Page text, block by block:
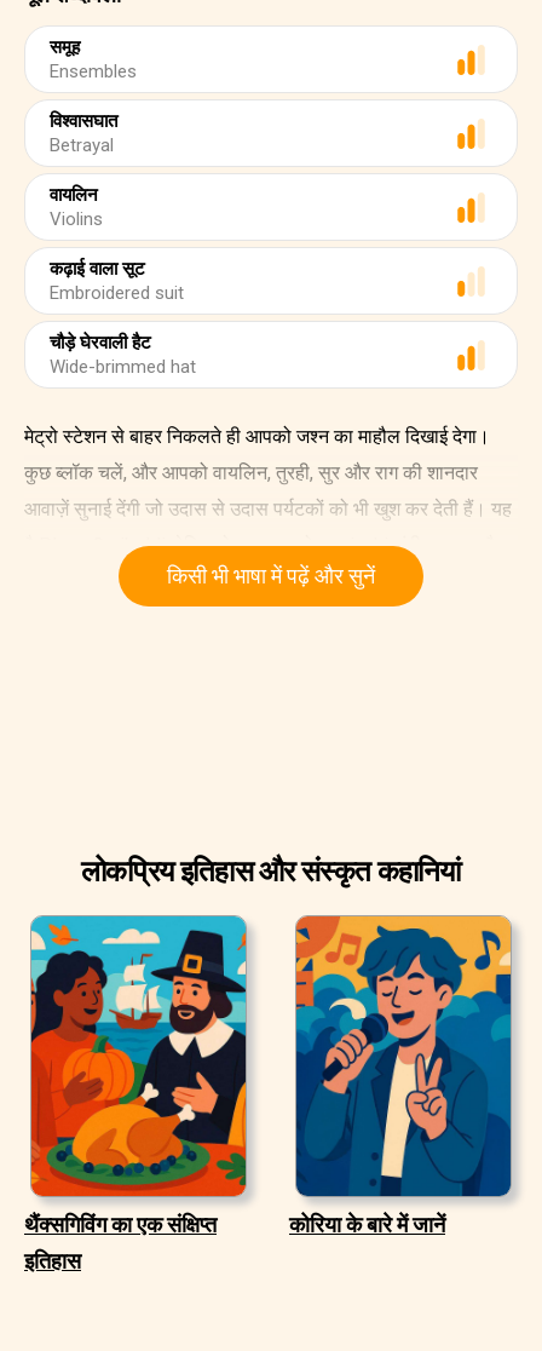
समूह
Ensembles
विश्वासघात
Betrayal
वायलिन
Violins
कढ़ाई वाला सूट
Embroidered suit
चौड़े घेरवाली हैट
Wide-brimmed hat
मेट्रो स्टेशन से बाहर निकलते ही आपको जश्न का माहौल दिखाई देगा।
कुछ ब्लॉक चलें, और आपको वायलिन, तुरही, सुर और राग की शानदार
आवाज़ें सुनाई देंगी जो उदास से उदास पर्यटकों को भी खुश कर देती हैं। यह
है Plaza Garibaldi, मेक्सिको का शहर जो mariachi संगीत का घर है।
किसी भी भाषा में पढ़ें और सुनें
लोकप्रिय इतिहास और संस्कृत कहानियां
थैंक्सगिविंग का एक संक्षिप्त
इतिहास
कोरिया के बारे में जानें